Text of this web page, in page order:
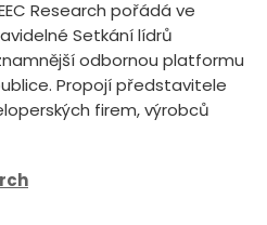
Research pořádá ve
Setkání lídrů
odbornou platformu
Propojí představitele
firem, výrobců